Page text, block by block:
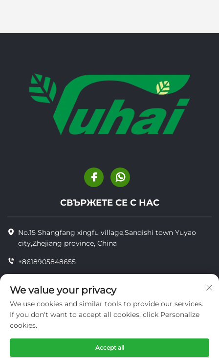
СВЪРЖЕТЕ СЕ С НАС
No.15 Shangfang xingfu village,Sanqishi town Yuyao
city,Zhejiang province, China
+8618905848655
[email protected]
поверителност
We value your privacy
We use cookies and similar tools to provide our services.
If you don't want to accept all cookies, click Personalize
cookies.
Accept all